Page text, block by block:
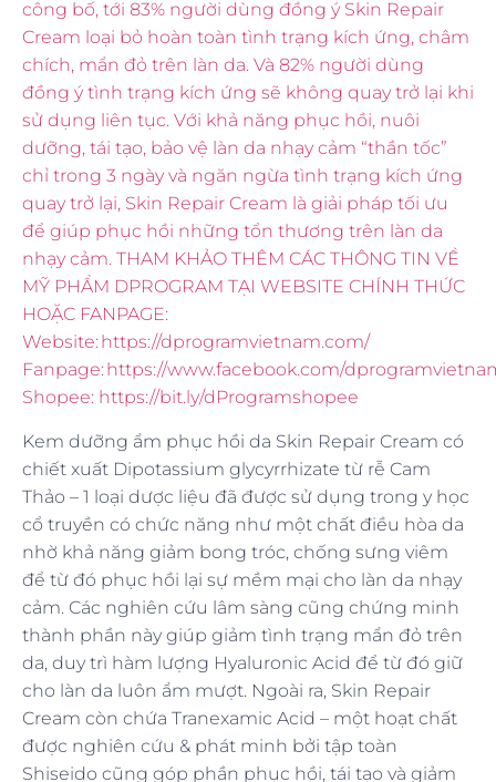
Kem dưỡng ẩm phục hồi da Skin Repair Cream có
chiết xuất Dipotassium glycyrrhizate từ rễ Cam
Thảo – 1 loại dược liệu đã được sử dụng trong y học
cổ truyền có chức năng như một chất điều hòa da
nhờ khả năng giảm bong tróc, chống sưng viêm
để từ đó phục hồi lại sự mềm mại cho làn da nhạy
cảm. Các nghiên cứu lâm sàng cũng chứng minh
thành phần này giúp giảm tình trạng mẩn đỏ trên
da, duy trì hàm lượng Hyaluronic Acid để từ đó giữ
cho làn da luôn ẩm mượt. Ngoài ra, Skin Repair
Cream còn chứa Tranexamic Acid – một hoạt chất
được nghiên cứu & phát minh bởi tập toàn
Shiseido cũng góp phần phục hồi, tái tạo và giảm